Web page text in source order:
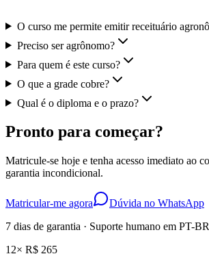
O curso me permite emitir receituário
Preciso ser agrônomo?
Para quem é este curso?
O que a grade cobre?
Qual é o diploma e o prazo?
Pronto para começar?
Matricule-se hoje e tenha acesso imediato ao
garantia incondicional.
Matricular-me agora
Dúvida no WhatsApp
7 dias de garantia · Suporte humano em PT-
12× R$ 265